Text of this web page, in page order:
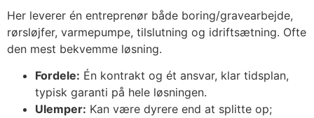
Her leverer én entreprenør både boring/gravearbejde,
rørsløjfer, varmepumpe, tilslutning og idriftsætning. Ofte
den mest bekvemme løsning.
Fordele: Én kontrakt og ét ansvar, klar tidsplan,
typisk garanti på hele løsningen.
Ulemper: Kan være dyrere end at splitte op;